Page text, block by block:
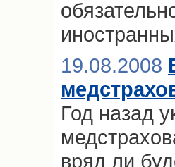
19.08.2008
Год назад
вряд ли